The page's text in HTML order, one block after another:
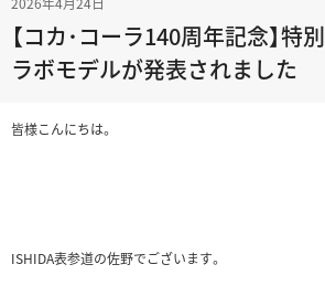
【コカ･コーラ140周年記念】特
ラボモデルが発表されました
皆様こんにちは。
ISHIDA表参道の佐野でございます。